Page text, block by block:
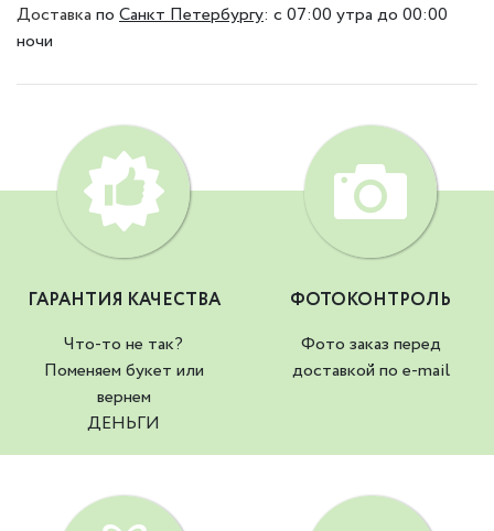
Доставка по Санкт Петербургу: с 07:00 утра до 00:00
ночи
ГАРАНТИЯ КАЧЕСТВА
Что-то не так?
Поменяем букет или
вернем
ДЕНЬГИ
ФОТОКОНТРОЛЬ
Фото заказ перед
доставкой по e-mail